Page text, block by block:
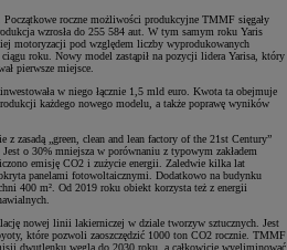
roczne możliwości produkcyjne TMMF sięgały
wzrosła do 255 584 aut. W tym samym roku Yaris
motoryzacji pod względem liczby wyprodukowanych
roku. Nowy model zastąpił na pozycji lidera Yarisa, który
pierwsze miejsce.
w niego łącznie 1,5 mld euro. Kwota ta obejmuje
każdego nowego modelu, a także poprawę wyników
zasadą „green, clean and lean factory of the 21st Century”
o 30% mniejsza w porównaniu z typowym zakładem
emisję CO2 i zużycie energii. Zaledwie kilka lat
panelami fotowoltaicznymi. Dodatkowo na budynku
400 m². Od 2019 roku obiekt korzysta też z energii
nowej linii lakierniczej w dziale tworzyw sztucznych. Jest
które pozwoli zaoszczędzić 1000 ton CO2 rocznie. TMMF
dwutlenku węgla do 2030 roku, a całkowicie wyeliminować